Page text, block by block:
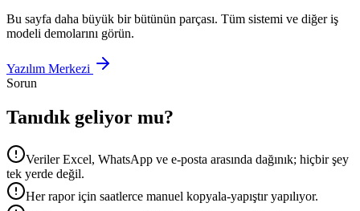
Bu sayfa daha büyük bir bütünün parçası. Tüm sistemi ve diğer iş
modeli demolarını görün.
Yazılım Merkezi
Sorun
Tanıdık geliyor mu?
Veriler Excel, WhatsApp ve e-posta arasında dağınık; hiçbir şey
tek yerde değil.
Her rapor için saatlerce manuel kopyala-yapıştır yapılıyor.